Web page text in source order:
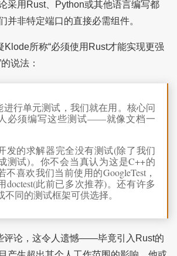
采用Rust、Python或其他语言编写都
并非特定端口的直接必需组件。
Klode所称“必须使用Rust才能实现更强
说法：
进行单元测试，我们就在用。核心问
必须编写这些测试——就像文档一
发的求解器完全没有测试(除了我们
测试)。你不会当真认为这是C++的
不喜欢我们当前使用的GoogleTest，
doctest(此前已多次推荐)。还有许多
不同的测试框架可供选择。
评论，这令人遗憾——毕竟引入Rust的